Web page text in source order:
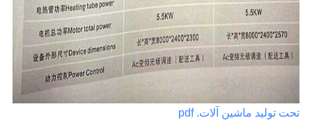
تحت تولید ماشین آلات. pdf